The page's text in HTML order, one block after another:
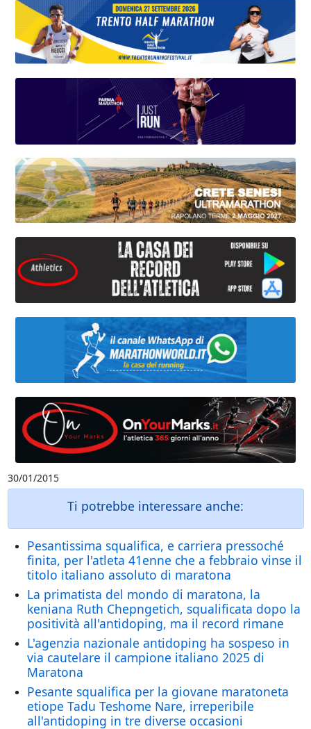
30/01/2015
Ti potrebbe interessare anche:
Pesantissima squalifica, e carriera pressoché
finita, per l'atleta 41enne che a febbraio vinse il
titolo italiano assoluto di maratona
La primatista del mondo di maratona, la
keniana Ruth Chepngetich, squalificata dopo la
positività all'antidoping, ma il record rimane
L'agenzia nazionale antidoping ha sospeso in
via cautelare il campione italiano 2025 di
Maratona
Pesante squalifica per la giovane maratoneta
etiope Tadu Teshome Nare, irreperibile
all'antidoping in tre diverse occasioni